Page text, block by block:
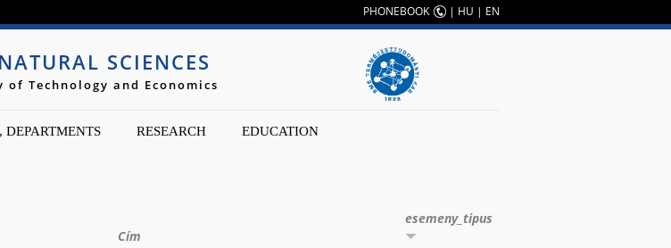
PHONEBOOK | HU | EN
SCIENCES
Technology and Economics
DEPARTMENTS RESEARCH EDUCATION
Cím
esemeny_tipus